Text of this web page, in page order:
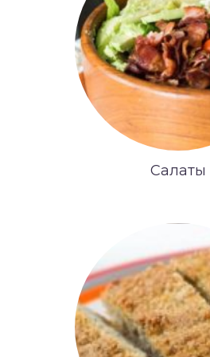
Салаты